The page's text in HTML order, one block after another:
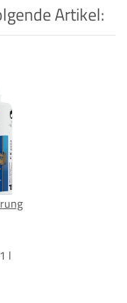
Artikel:
l